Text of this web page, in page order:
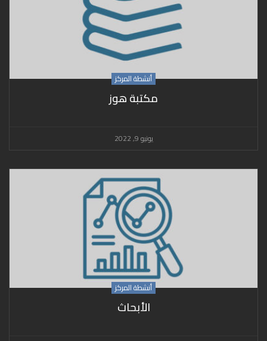
أنشطة المركز
مكتبة هوز
يونيو 9, 2022
أنشطة المركز
الأبحاث